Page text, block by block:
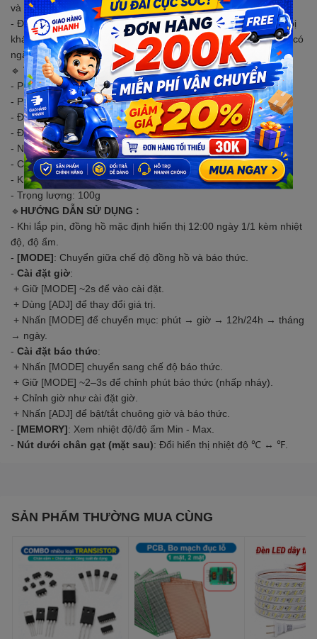
và độ ẩm trong phòng, rất tiện dụng và nhỏ gọn
- Đồng hồ được thiết kế để gắn trên mặt tủ, gắn trên các thiết bị
khác để đo nhiệt và độ ẩm bên trong nên vỏ hộp được thiết kế có
ngàm móc vào khung vỏ.
🔹 THÔNG SỐ KỸ THUẬT
- Phạm vi đo nhiệt độ: -10°C~+70°C (-14°F~+158°F)
- Phạm vi đo độ ẩm: 10% ~ 90% RH
- Độ chính xác: Nhiệt độ ± 1°C (1,8 ° F)
- Độ ẩm ± 5% RH
- Nguồn điện: 1 * pin AAA (1.5V)
- Chất liệu: ABS
- Kích thước sản phẩm: 92x84x22mm
- Trọng lượng: 100g
🔹 HƯỚNG DẪN SỬ DỤNG :
- Khi lắp pin, đồng hồ mặc định hiển thị 12:00 ngày 1/1 kèm nhiệt
độ, độ ẩm.
- [MODE]: Chuyển giữa chế độ đồng hồ và báo thức.
- Cài đặt giờ:
+ Giữ [MODE] ~2s để vào cài đặt.
+ Dùng [ADJ] để thay đổi giá trị.
+ Nhấn [MODE] để chuyển mục: phút → giờ → 12h/24h → tháng
→ ngày.
- Cài đặt báo thức:
+ Nhấn [MODE] chuyển sang chế độ báo thức.
+ Giữ [MODE] ~2–3s để chỉnh phút báo thức (nhấp nháy).
+ Chỉnh giờ như cài đặt giờ.
+ Nhấn [ADJ] để bật/tắt chuông giờ và báo thức.
- [MEMORY]: Xem nhiệt độ/độ ẩm Min - Max.
- Nút dưới chân gạt (mặt sau): Đổi hiển thị nhiệt độ ℃ ↔ ℉.
SẢN PHẨM THƯỜNG MUA CÙNG